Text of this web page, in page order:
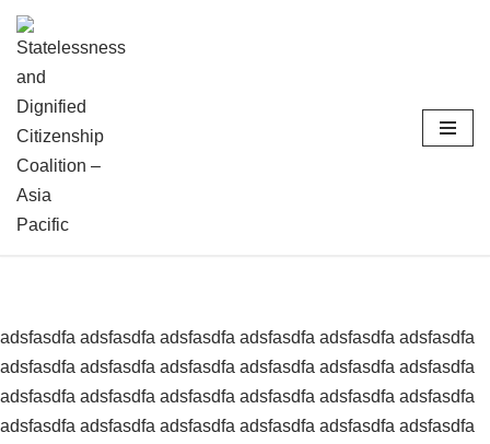
content
adsfasdfa adsfasdfa adsfasdfa adsfasdfa adsfasdfa adsfasdfa
adsfasdfa adsfasdfa adsfasdfa adsfasdfa adsfasdfa adsfasdfa
adsfasdfa adsfasdfa adsfasdfa adsfasdfa adsfasdfa adsfasdfa
adsfasdfa adsfasdfa adsfasdfa adsfasdfa adsfasdfa adsfasdfa